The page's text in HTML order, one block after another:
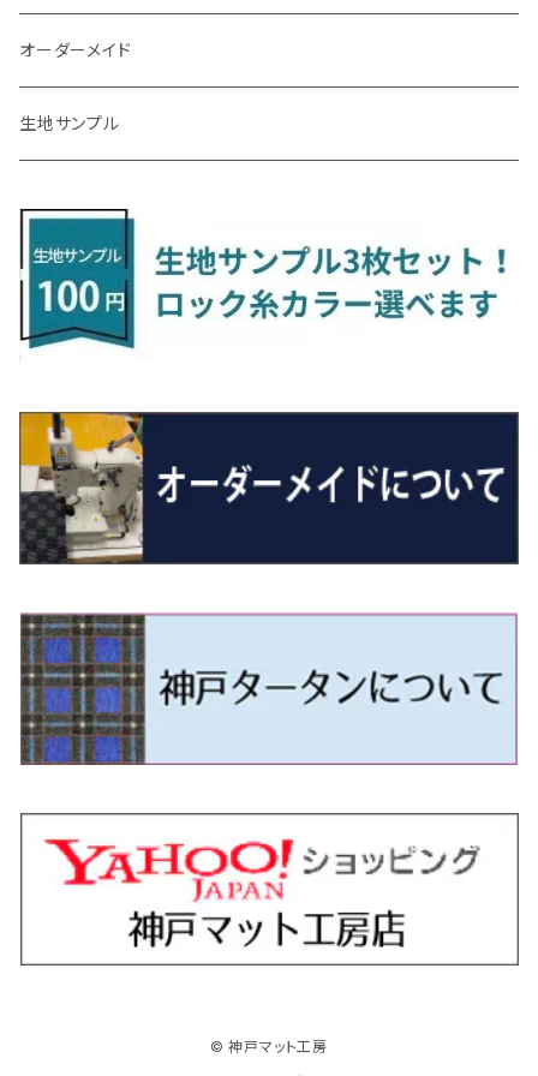
R3/7～ MXPK系
H23/9～H30/4 270系
アリオン
H23/10～R3/3 260系
アルファード/ヴェルファイアＨＶ
H27/1～R5/6 30系
R5/6～ 40系
H24/4～29/10 20系
ヴィッツ
H22/12～R2/3 130系
ヴォクシー
H26/1～R4/1 80系
R4/1～ 90系
エスクァイア
H26/10～R3/12 80系
エスティマ
H18/1～H24/5（前期）
H24/5～R1/10（後期）
エスティマ・ハイブリッド
H18/6～H24/5（前期）
H24/5～R1/10（後期）
オーリス
H24/8～H30/3 180系
カムリ
H24/5～ 160系
カローラ・クロス
カローラ・スポーツ
H29/10～
ＬＸ
H27/9～R3/10 URJ201W
ＮＸ
R3/11～ 20系
H26/10～
ＲＸ
H27/10～R4/7 20系5人乗
H29/12～R4/7 20系7人乗
R4/11～ 10系
ＵＸ
H30/11～
H24/6～ E26 3人乗
H24/6～ E26 5・6人乗
キューブ
H14/10～R2/3 Z11・Z12
キックス
R2/6~R8/6 15系(e-POWER)
R8/6～ 16系
H11/6～H16/10 Y34
サクラ
R4/5～ B6AW
シーマ
H13/1～R4/8 F50・Y51
シルビア
H3/1～H11/1 S13・S14
H11/1～H14/11 S15
シルフィ
H24/12～R3/10 TB17
ジューク
H22/6～R2/6 F15
スカイライン
H13/6～H18/11 V35
H26/2～ V37
スカイライン・クロスオーバー
H11/6～H16/10 Y34
H1/6～H11/6 Y30
セレナ
H22/11～H28/9 C26
H24/4～R4/1 S3系
H24/2～H26/9 S200系
H26/9～ S500系
シフォン
H28/12～R1/7 LA600/610
ジャスティ
H23/5～ LA100系
ソルテラ
R4/5~ XEAM10X・YEAM15X
ディアスワゴン
H21/9～R2/4 S300系
トレジア
H22/11～H28/3 120系
フォレスター
H14/2～ SG/SH/SJ/SK系
プレオ
H22/4～H30/3 L275/285
プレオプラス
H24/12～H29/5 LA300/310
レヴォーグ
H15/6～R2/8 BN/BM/BL系
レガシィアウトバック
H15/10～ BP/BR/BS/BT系
レガシィツーリングワゴン
R1/8～ GJ系
ＭＸ－３０
R2/10～ DREJ3P
アクセラ/アクセラ・スポーツ
H24/11～R1/8 GJ系
キャロル
H27/1～ HB36/37/97S
キャロルエコ
H24/11～H27/1 HB35S
スクラム
H17/9～ DG64/DG17
スクラムトラック
H25/9～ DG16T
デミオ
H19/7～R1/7 DE/DJ系
ビアンテ
H20/7～30/3 CC系
ファミリア バン
H30/6～ 160系
H24/10～ MJ系
フレアクロスオーバー
H26/1～ MS系
H14/6～ L880/LA400K
タフト
R2/6～ LA900/910S
タント
R1/7～ LA650/660
H28/11～ M900系
ハイゼット・キャディー
H28/6～R3/9 LA700V
ハイゼット・カーゴ
H16/12～ S300/S700系
ハイゼット・トラック
H11/1～ S200/S500系
ブーン
H28/4～R5/12 M700系
ミラ
H18/12～ L275/285
ミラ・イース
H23/9～ LA300系
ミラ・ココア
H30/6～ LA550/560S
ムーヴ
H26/12～R5/7 LA150/160S
ムーヴキャンバス
H28/2～ FF21S
エスクード
H17/5～H27/10 TA/TD系
エブリィ
H13/9～ DA系
クロスビー(XBEE)
H29/12～R7/10 MN71S
ジムニー
H3/6～ JA/JB系
ジムニーノマド
R7/4～ JC74W
ジムニーワイド/ジムニーシエラ
H10/1～H14/1 JB33/43W
H14/1～ JB43/74W
スイフト/スイフトスポーツ
H22/9～ スイフト
H23/12～
スペーシア/スペーシアカスタム/スペーシアギア
H25/3～R5/11
R5/11～ MK54S・MK94S
スペーシアベース
H23/1～H27/8 MA15S
H27/8～R2/12 MA26/36/46S
ハスラー
H26/1～ MR系
H25/6～H31/3 ｅｋカスタム
H31/3～ ｅｋクロス
ekクロスEV
R4/6～ B5AW
アイミーブ
H24/10～R2/12 GF系
アウトランダーＰＨＥＶ
H25/1～ GG/GN系 5人乗
エクリプスクロス/エクリプスクロスPHEV
H30/3～ GK/GL系
タウンボックス
H26/2～ DS17/64W
ディグニティ
H24/7～H29/1 BHGY51
デリカＤ：２
H23/3～ MB系
デリカＤ：３
H23/10～H31/4 BM20 7人乗
デリカＤ：５
R5/5～ B30系/BA系
パジェロ
H18/10～R1/8 7人乗ロング V90系
H29/9～R5/10 JF3/4
H24/7～H29/8 JF1/2
NBOXスラッシュ
H26/12～R2/2 JF1/2
NBOXジョイ
H24/11～R2/3 JG1・JG2
R2/11～ JG3・JG4
N-ONE e:
R7/9~ JG5
N-VAN
H30/7～ JJ1・JJ2
N-VAN e:
R6/10~ JJ3
N‐WGN/N‐WGNカスタム
H25/11～ JH1・JH2・JH3・JH4
S660
H27/4～R3/12 JW5
WR-V
R6/3～ DG5
ZR-V
H11/6～H30/7 バン HH5・HH6
H21/12～R3/4 トラック
アコード・アコードハイブリッド
H25/6～R2/2 CR系
H25/4～R3/4 AU系
R3/6～ CDD系
H16/4～28/1 １T系 トゥラン
シャラン
H23/2～ 7N系
Tクロス
R2/7～ A1D系
ティグアン
H20/9～H29/1 5NC系
トゥアレグ
H15/9～H30/4 7L/7P系
パサート
H23/5～H27/7 3CCAX
H27/7～ 3CC/3CD系
ザ・ビートル
H24/4～R3/4 16C系
ポロ
H21/10～H30/3 6RC系
H30/3～ AW系
H30/10～
H24/4～R1/6
Ｃクラス
H26/7～R4/2
ＣＬＡクラス
H27/6～R1/8
ＣＬＳクラス
H30/6～
Ｅクラス
H28/7～
ＧＬＡクラス
H26/5～R2/6
ＧＬＥクラス
R1/6～
Ｓクラス
H25/10～R3/10
Ｖクラス
H27/4～
MINIクロスオーバー
ラグマット
ラグマットセカンド（L）
ラグマットミニ（S）
オーダーメイド
生地サンプル
© 神戸マット工房